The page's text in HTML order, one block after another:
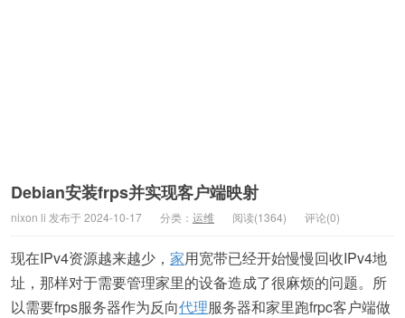
Debian安装frps并实现客户端映射
nixon li 发布于 2024-10-17 分类： 运维 阅读(1364) 评论(0)
现在IPv4资源越来越少， 家用宽带已经开始慢慢回收IPv4地
址，那样对于需要管理家里的设备造成了很麻烦的问题。所
以需要frps服务器作为反向代理服务器和家里跑frpc客户端做